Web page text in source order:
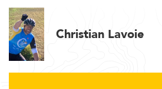
Christian Lavoie